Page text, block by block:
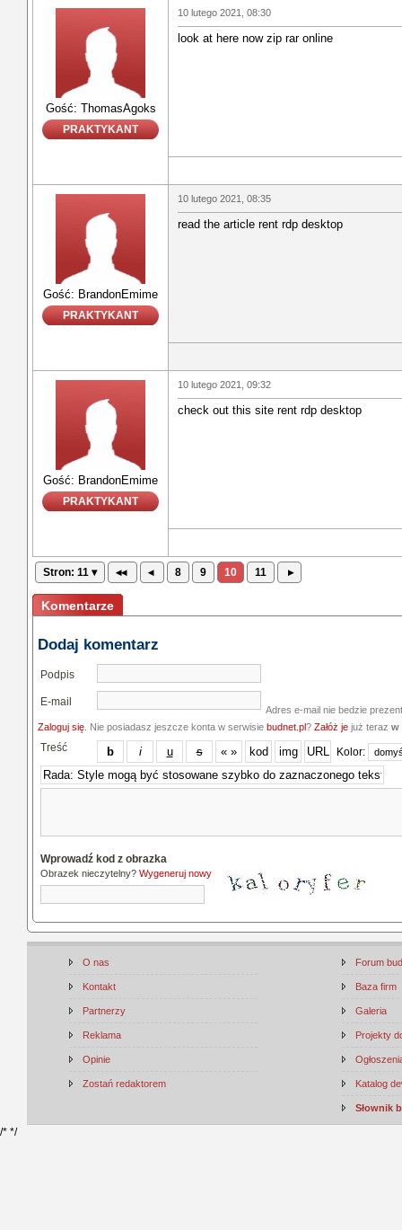
Gość: ThomasAgoks
PRAKTYKANT
10 lutego 2021, 08:30
look at here now zip rar online
Gość: BrandonEmime
PRAKTYKANT
10 lutego 2021, 08:35
read the article rent rdp desktop
Gość: BrandonEmime
PRAKTYKANT
10 lutego 2021, 09:32
check out this site rent rdp desktop
Stron: 11 ▾ ◂◂ ◂ 8 9 10 11 ▸
Komentarze
Dodaj komentarz
Podpis
E-mail
Adres e-mail nie bedzie
Zaloguj się . Nie posiadasz jeszcze konta w serwisie budnet.pl? Załóż je już teraz w
Treść Kolor:
Wprowadź kod z obrazka
Obrazek nieczytelny? Wygeneruj nowy
O nas
Kontakt
Partnerzy
Reklama
Opinie
Zostań redaktorem
Forum
Baza firm
Galeria
Projekty
Katalog
Słownik
/* */